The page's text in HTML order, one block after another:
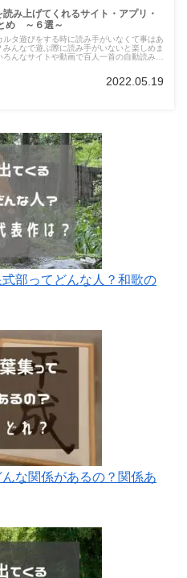
み上げてくれるサイト・アプリ・
め ～６選～
ルタ遊びをする時に読み手がいなくて事はあ
みんなで遊ぶ際に読み手がいないと楽しめま
ろんなサイトや動画で百人一首の自動読み上
2022.05.19
部ってどんな人？和歌の
な関係があるの？関係あ